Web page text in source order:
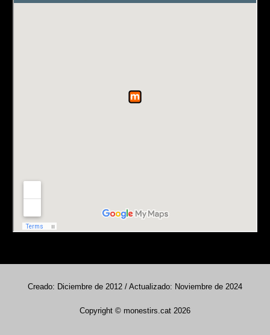
Creado: Diciembre de 2012 / Actualizado: Noviembre de 2024